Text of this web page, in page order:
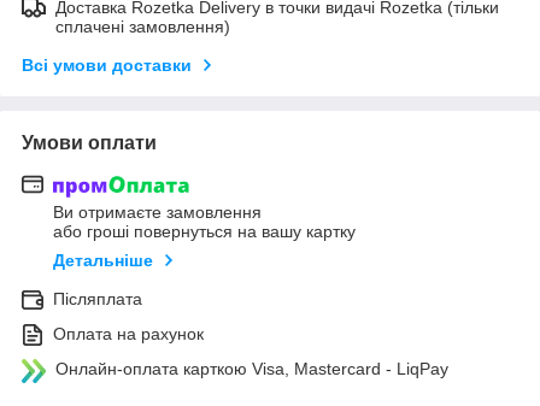
Доставка Rozetka Delivery в точки видачі Rozetka (тільки
сплачені замовлення)
Всі умови доставки
Умови оплати
Ви отримаєте замовлення
або гроші повернуться на вашу картку
Детальніше
Післяплата
Оплата на рахунок
Онлайн-оплата карткою Visa, Mastercard - LiqPay